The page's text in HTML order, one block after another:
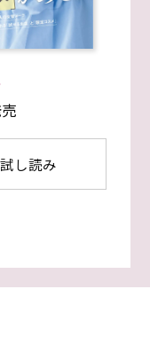
試し読み